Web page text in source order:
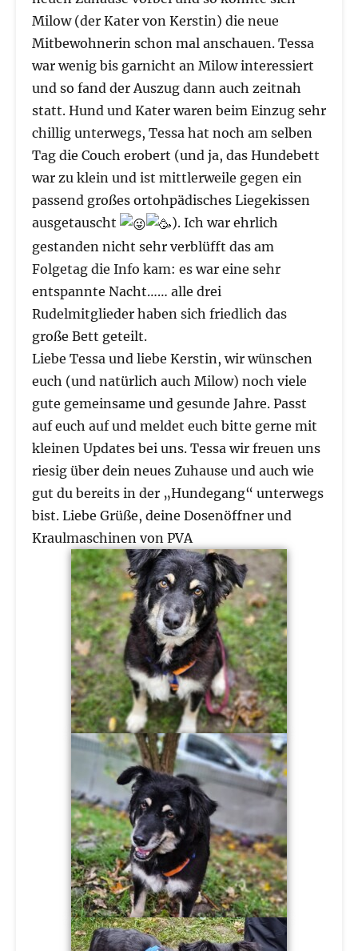
Milow (der Kater von Kerstin) die neue
Mitbewohnerin schon mal anschauen. Tessa
war wenig bis garnicht an Milow interessiert
und so fand der Auszug dann auch zeitnah
statt. Hund und Kater waren beim Einzug sehr
chillig unterwegs, Tessa hat noch am selben
Tag die Couch erobert (und ja, das Hundebett
war zu klein und ist mittlerweile gegen ein
passend großes ortohpädisches Liegekissen
ausgetauscht
). Ich war ehrlich
gestanden nicht sehr verblüfft das am
Folgetag die Info kam: es war eine sehr
entspannte Nacht…… alle drei
Rudelmitglieder haben sich friedlich das
große Bett geteilt.
Liebe Tessa und liebe Kerstin, wir wünschen
euch (und natürlich auch Milow) noch viele
gute gemeinsame und gesunde Jahre. Passt
auf euch auf und meldet euch bitte gerne mit
kleinen Updates bei uns. Tessa wir freuen uns
riesig über dein neues Zuhause und auch wie
gut du bereits in der „Hundegang“ unterwegs
bist. Liebe Grüße, deine Dosenöffner und
Kraulmaschinen von PVA